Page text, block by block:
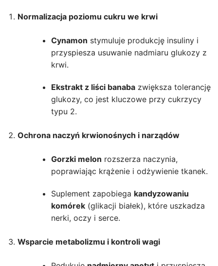
Normalizacja poziomu cukru we krwi
Cynamon stymuluje produkcję insuliny i
przyspiesza usuwanie nadmiaru glukozy z
krwi.
Ekstrakt z liści banabazwiększa tolerancję
glukozy, co jest kluczowe przy cukrzycy
typu 2.
Ochrona naczyń krwionośnych i narządów
Gorzki melon rozszerza naczynia,
poprawiając krążenie i odżywienie tkanek.
Suplement zapobiega kandyzowaniu
komórek(glikacji białek), które uszkadza
nerki, oczy i serce.
Wsparcie metabolizmu i kontroli wagi